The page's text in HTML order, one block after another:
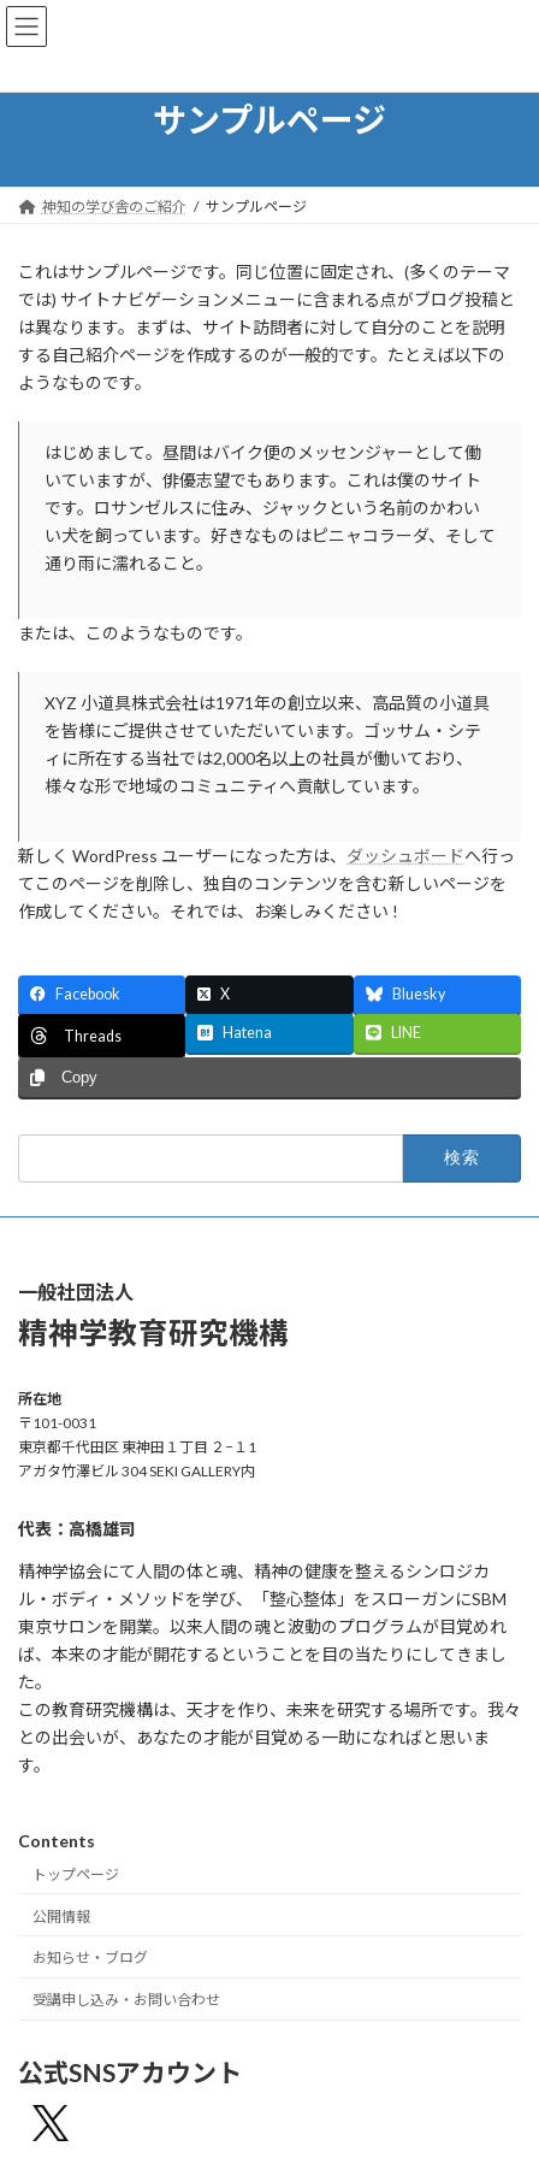
コ
ン
ナ
ビ
サンプルページ
神知の学び舎のご紹介 サンプルページ
これはサンプルページです。同じ位置に固定され、(多くのテーマ
では) サイトナビゲーションメニューに含まれる点がブログ投稿と
は異なります。まずは、サイト訪問者に対して自分のことを説明
する自己紹介ページを作成するのが一般的です。たとえば以下の
ようなものです。
はじめまして。昼間はバイク便のメッセンジャーとして働
いていますが、俳優志望でもあります。これは僕のサイト
です。ロサンゼルスに住み、ジャックという名前のかわい
い犬を飼っています。好きなものはピニャコラーダ、そして
通り雨に濡れること。
または、このようなものです。
XYZ 小道具株式会社は1971年の創立以来、高品質の小道具
を皆様にご提供させていただいています。ゴッサム・シテ
ィに所在する当社では2,000名以上の社員が働いており、
様々な形で地域のコミュニティへ貢献しています。
新しく WordPress ユーザーになった方は、 ダッシュボードへ行っ
てこのページを削除し、独自のコンテンツを含む新しいページを
作成してください。それでは、お楽しみください !
Facebook X Bluesky
Threads Hatena LINE
Copy
一般社団法人
精神学教育研究機構
所在地
〒101-0031
東京都千代田区 東神田１丁目 ２−１1
アガタ竹澤ビル 304 SEKI GALLERY内
代表：高橋雄司
精神学協会にて人間の体と魂、精神の健康を整えるシンロジカ
ル・ボディ・メソッドを学び、「整心整体」をスローガンにSBM
東京サロンを開業。以来人間の魂と波動のプログラムが目覚めれ
ば、本来の才能が開花するということを目の当たりにしてきまし
た。
この教育研究機構は、天才を作り、未来を研究する場所です。我々
との出会いが、あなたの才能が目覚める一助になればと思いま
す。
Contents
トップページ
公開情報
お知らせ・ブログ
受講申し込み・お問い合わせ
公式SNSアカウント